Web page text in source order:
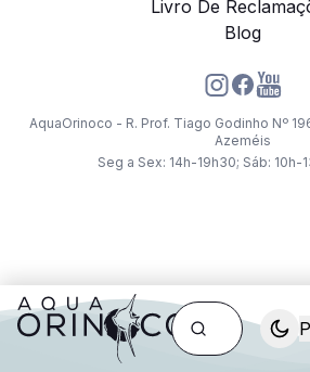
Livro De
Blog
AquaOrinoco - R. Prof. Tiago Godinho Nº
Azeméis
Seg a Sex: 14h-19h30; Sáb: 10h-